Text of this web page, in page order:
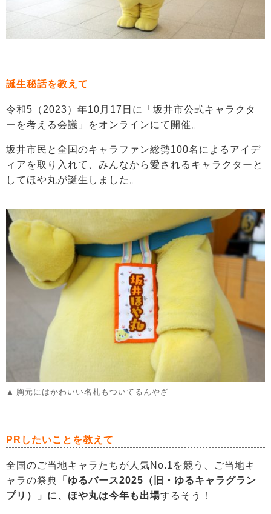
誕生秘話を教えて
令和5（2023）年10月17日に「坂井市公式キャラクタ
ーを考える会議」をオンラインにて開催。
坂井市民と全国のキャラファン総勢100名によるアイデ
ィアを取り入れて、みんなから愛されるキャラクターと
してほや丸が誕生しました。
胸元にはかわいい名札もついてるんやざ
PRしたいことを教えて
全国のご当地キャラたちが人気No.1を競う、ご当地キ
ャラの祭典 「ゆるバース2025（旧・ゆるキャラグラン
プリ）」に、ほや丸は今年も出場するそう！